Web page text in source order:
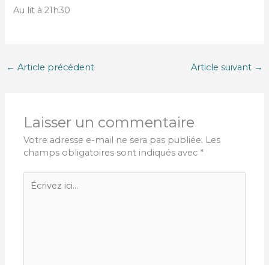
Au lit à 21h30
← Article précédent Article suivant →
Laisser un commentaire
Votre adresse e-mail ne sera pas publiée. Les
champs obligatoires sont indiqués avec *
Écrivez
ici…